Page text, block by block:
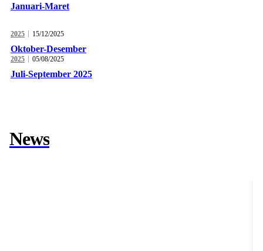
Januari-Maret
2025 15/12/2025
Oktober-Desember
2025 05/08/2025
Juli-September 2025
News